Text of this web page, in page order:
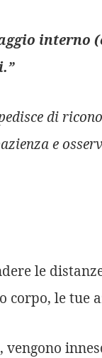
interno
di
e
le
corpo, le tue
vengono